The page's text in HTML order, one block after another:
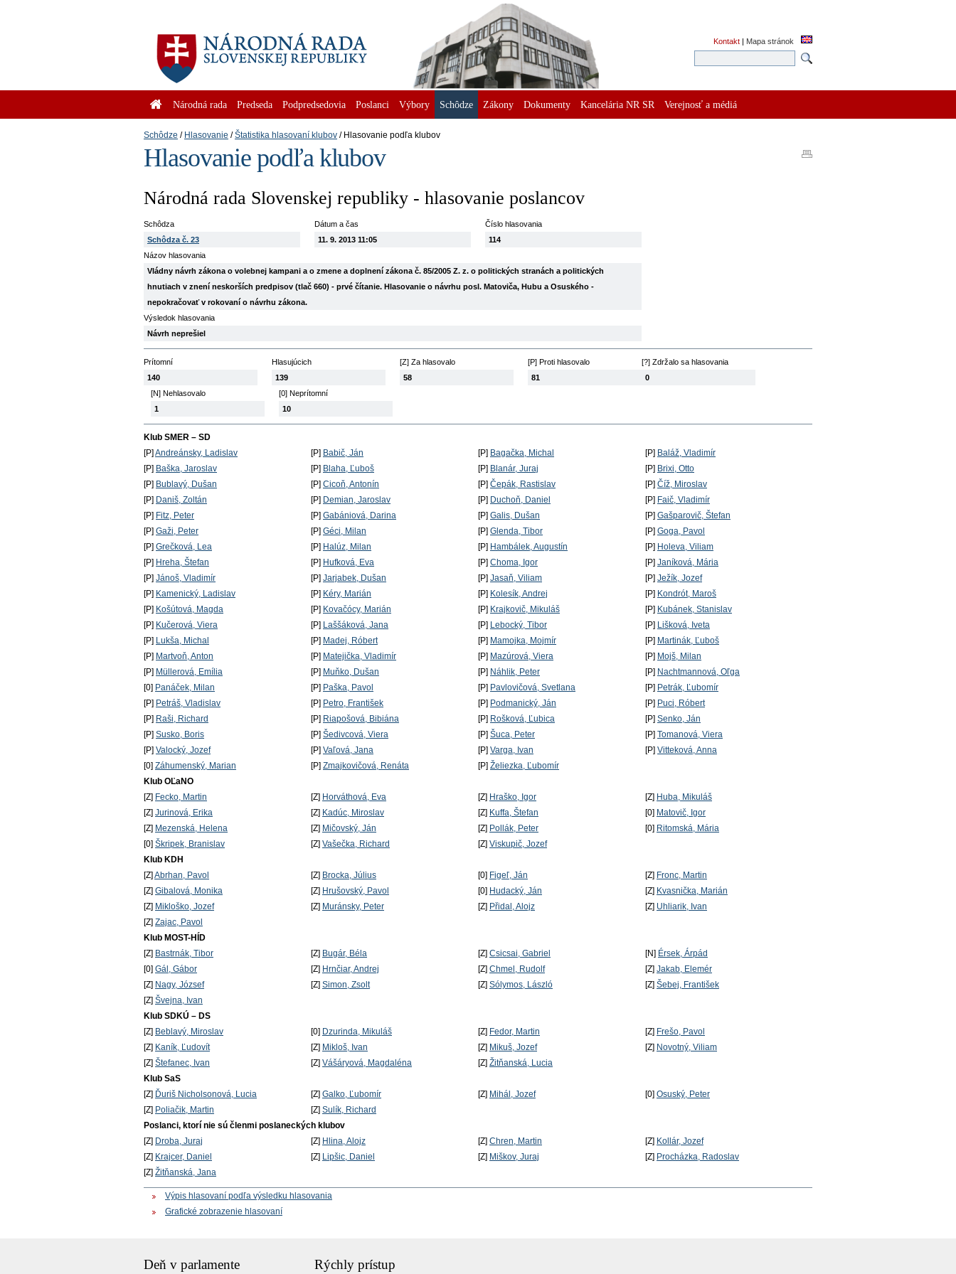
Kontakt | Mapa stránok
Národná rada Predseda Podpredsedovia Poslanci Výbory Schôdze Zákony Dokumenty Kancelária NR SR Verejnosť a médiá
Schôdze Hlasovanie Štatistika hlasovaní klubov Hlasovanie podľa klubov
Hlasovanie podľa klubov
Národná rada Slovenskej republiky - hlasovanie poslancov
Schôdza
Schôdza č. 23
Dátum a čas
11. 9. 2013 11:05
Číslo hlasovania
114
Názov hlasovania
Vládny návrh zákona o volebnej kampani a o zmene a doplnení zákona č. 85/2005 Z. z. o politických stranách a politických
hnutiach v znení neskorších predpisov (tlač 660) - prvé čítanie. Hlasovanie o návrhu posl. Matoviča, Hubu a Osuského -
nepokračovať v rokovaní o návrhu zákona.
Výsledok hlasovania
Návrh neprešiel
Prítomní
140
Hlasujúcich
139
[Z] Za hlasovalo
58
[P] Proti hlasovalo
81
[?] Zdržalo sa hlasovania
0
[N] Nehlasovalo
1
[0] Neprítomní
10
Klub SMER – SD
[P] Andreánsky, Ladislav [P] Babič, Ján [P] Bagačka, Michal [P] Baláž, Vladimír
[P] Baška, Jaroslav [P] Blaha, Ľuboš [P] Blanár, Juraj [P] Brixi, Otto
[P] Bublavý, Dušan [P] Cicoň, Antonín [P] Čepák, Rastislav [P] Číž, Miroslav
[P] Daniš, Zoltán [P] Demian, Jaroslav [P] Duchoň, Daniel [P] Faič, Vladimír
[P] Fitz, Peter [P] Gabániová, Darina [P] Galis, Dušan [P] Gašparovič, Štefan
[P] Gaži, Peter [P] Géci, Milan [P] Glenda, Tibor [P] Goga, Pavol
[P] Grečková, Lea [P] Halúz, Milan [P] Hambálek, Augustín [P] Holeva, Viliam
[P] Hreha, Štefan [P] Hufková, Eva [P] Choma, Igor [P] Janíková, Mária
[P] Jánoš, Vladimír [P] Jarjabek, Dušan [P] Jasaň, Viliam [P] Ježík, Jozef
[P] Kamenický, Ladislav [P] Kéry, Marián [P] Kolesík, Andrej [P] Kondrót, Maroš
[P] Košútová, Magda [P] Kovačócy, Marián [P] Krajkovič, Mikuláš [P] Kubánek, Stanislav
[P] Kučerová, Viera [P] Laššáková, Jana [P] Lebocký, Tibor [P] Lišková, Iveta
[P] Lukša, Michal [P] Madej, Róbert [P] Mamojka, Mojmír [P] Martinák, Ľuboš
[P] Martvoň, Anton [P] Matejička, Vladimír [P] Mazúrová, Viera [P] Mojš, Milan
[P] Müllerová, Emília [P] Muňko, Dušan [P] Náhlik, Peter [P] Nachtmannová, Oľga
[0] Panáček, Milan [P] Paška, Pavol [P] Pavlovičová, Svetlana [P] Petrák, Ľubomír
[P] Petráš, Vladislav [P] Petro, František [P] Podmanický, Ján [P] Puci, Róbert
[P] Raši, Richard [P] Riapošová, Bibiána [P] Rošková, Ľubica [P] Senko, Ján
[P] Susko, Boris [P] Šedivcová, Viera [P] Šuca, Peter [P] Tomanová, Viera
[P] Valocký, Jozef [P] Vaľová, Jana [P] Varga, Ivan [P] Vitteková, Anna
[0] Záhumenský, Marian [P] Zmajkovičová, Renáta [P] Želiezka, Ľubomír
Klub OĽaNO
[Z] Fecko, Martin [Z] Horváthová, Eva [Z] Hraško, Igor [Z] Huba, Mikuláš
[Z] Jurinová, Erika [Z] Kadúc, Miroslav [Z] Kuffa, Štefan [0] Matovič, Igor
[Z] Mezenská, Helena [Z] Mičovský, Ján [Z] Pollák, Peter [0] Ritomská, Mária
[0] Škripek, Branislav [Z] Vašečka, Richard [Z] Viskupič, Jozef
Klub KDH
[Z] Abrhan, Pavol [Z] Brocka, Július [0] Figeľ, Ján [Z] Fronc, Martin
[Z] Gibalová, Monika [Z] Hrušovský, Pavol [0] Hudacký, Ján [Z] Kvasnička, Marián
[Z] Mikloško, Jozef [Z] Muránsky, Peter [Z] Přidal, Alojz [Z] Uhliarik, Ivan
[Z] Zajac, Pavol
Klub MOST-HÍD
[Z] Bastrnák, Tibor [Z] Bugár, Béla [Z] Csicsai, Gabriel [N] Érsek, Árpád
[0] Gál, Gábor [Z] Hrnčiar, Andrej [Z] Chmel, Rudolf [Z] Jakab, Elemér
[Z] Nagy, József [Z] Simon, Zsolt [Z] Sólymos, László [Z] Šebej, František
[Z] Švejna, Ivan
Klub SDKÚ – DS
[Z] Beblavý, Miroslav [0] Dzurinda, Mikuláš [Z] Fedor, Martin [Z] Frešo, Pavol
[Z] Kaník, Ľudovít [Z] Mikloš, Ivan [Z] Mikuš, Jozef [Z] Novotný, Viliam
[Z] Štefanec, Ivan [Z] Vášáryová, Magdaléna [Z] Žitňanská, Lucia
Klub SaS
[Z] Ďuriš Nicholsonová, Lucia [Z] Galko, Ľubomír [Z] Mihál, Jozef [0] Osuský, Peter
[Z] Poliačik, Martin [Z] Sulík, Richard
Poslanci, ktorí nie sú členmi poslaneckých klubov
[Z] Droba, Juraj [Z] Hlina, Alojz [Z] Chren, Martin [Z] Kollár, Jozef
[Z] Krajcer, Daniel [Z] Lipšic, Daniel [Z] Miškov, Juraj [Z] Procházka, Radoslav
[Z] Žitňanská, Jana
Výpis hlasovaní podľa výsledku hlasovania
Grafické zobrazenie hlasovaní
Deň v parlamente Rýchly prístup